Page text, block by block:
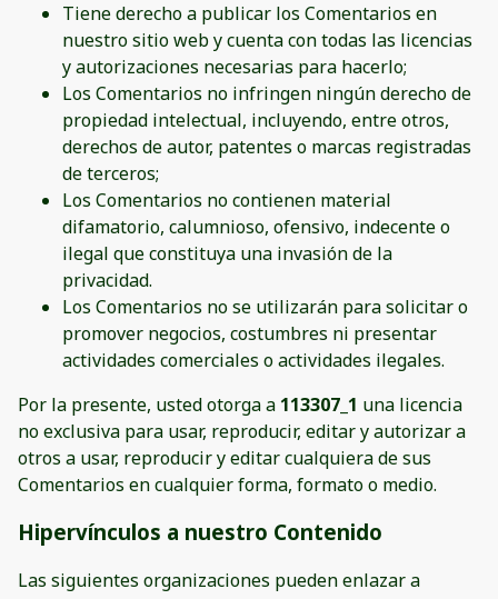
Tiene derecho a publicar los Comentarios en
nuestro sitio web y cuenta con todas las licencias
y autorizaciones necesarias para hacerlo;
Los Comentarios no infringen ningún derecho de
propiedad intelectual, incluyendo, entre otros,
derechos de autor, patentes o marcas registradas
de terceros;
Los Comentarios no contienen material
difamatorio, calumnioso, ofensivo, indecente o
ilegal que constituya una invasión de la
privacidad.
Los Comentarios no se utilizarán para solicitar o
promover negocios, costumbres ni presentar
actividades comerciales o actividades ilegales.
Por la presente, usted otorga a 113307_1 una licencia
no exclusiva para usar, reproducir, editar y autorizar a
otros a usar, reproducir y editar cualquiera de sus
Comentarios en cualquier forma, formato o medio.
Hipervínculos a nuestro Contenido
Las siguientes organizaciones pueden enlazar a